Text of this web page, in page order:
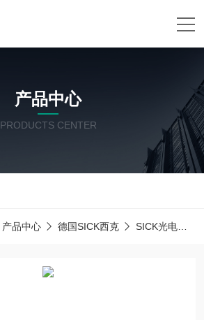
产品中心
PRODUCTS CENTER
产品中心 德国SICK西克 SICK光电传感器